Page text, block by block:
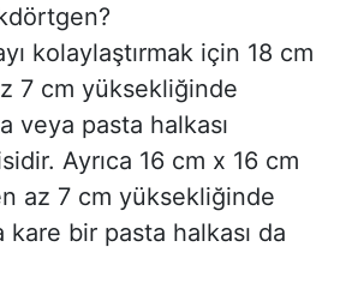
kolaylaştırmak için 18 cm
7 cm yüksekliğinde
veya pasta halkası
Ayrıca 16 cm x 16 cm
az 7 cm yüksekliğinde
bir pasta halkası da